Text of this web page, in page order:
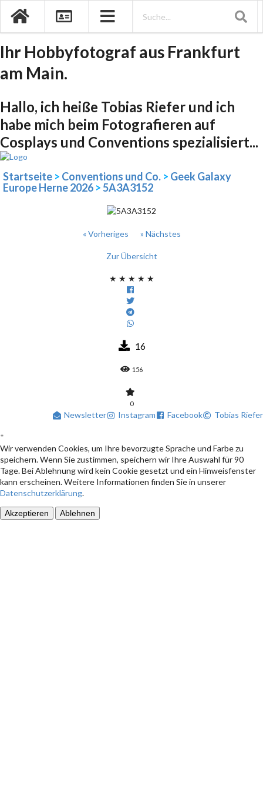
Ihr Hobbyfotograf aus Frankfurt
am Main.
Hallo, ich heiße Tobias Riefer und ich
habe mich beim Fotografieren auf
Cosplays und Conventions spezialisiert...
Startseite > Conventions und Co. > Geek Galaxy
Europe Herne 2026 >5A3A3152
« Vorheriges » Nächstes
Zur Übersicht
★ ★ ★ ★ ★
16
156
0
Newsletter Instagram Facebook Tobias Riefer
*
Wir verwenden Cookies, um Ihre bevorzugte Sprache und Farbe zu
speichern. Wenn Sie zustimmen, speichern wir Ihre Auswahl für 90
Tage. Bei Ablehnung wird kein Cookie gesetzt und ein Hinweisfenster
kann erscheinen. Weitere Informationen finden Sie in unserer
Datenschutzerklärung.
Akzeptieren Ablehnen